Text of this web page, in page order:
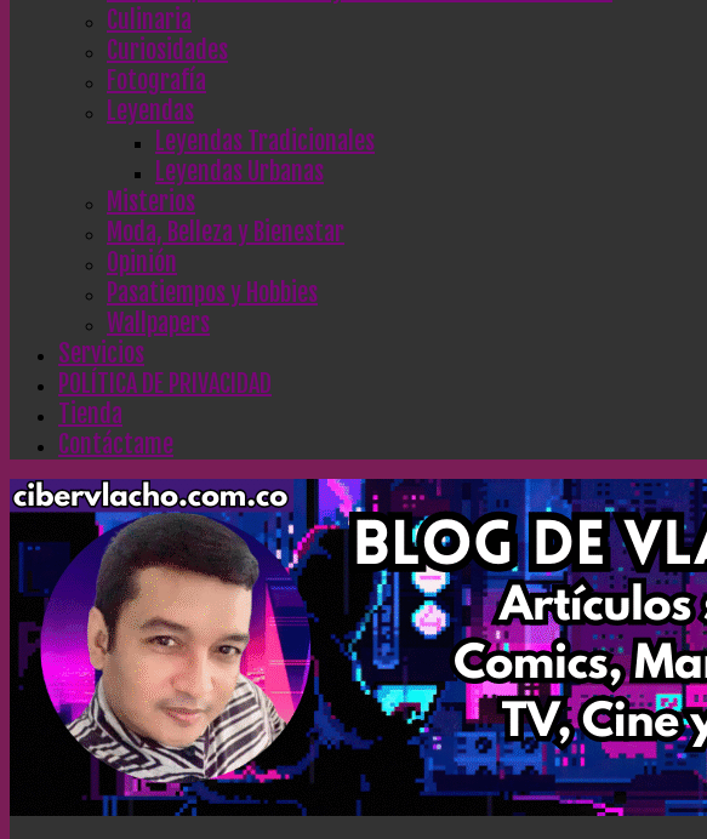
Culinaria
Curiosidades
Fotografía
Leyendas
Leyendas Tradicionales
Leyendas Urbanas
Misterios
Moda, Belleza y Bienestar
Opinión
Pasatiempos y Hobbies
Wallpapers
Servicios
POLÍTICA DE PRIVACIDAD
Tienda
Contáctame